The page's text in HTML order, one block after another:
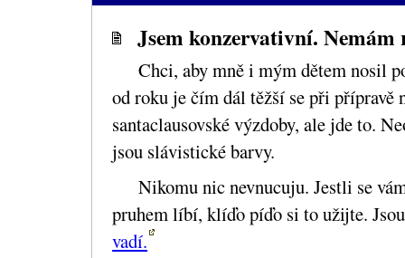
Jsem konzervativní. Nemám
Chci, aby mně i mým dětem nosil
od roku je čím dál těžší se při přípravě
santaclausovské výzdoby, ale jde to.
jsou slávistické barvy.
Nikomu nic nevnucuju. Jestli se
pruhem líbí, klíďo píďo si to užijte.
vadí.